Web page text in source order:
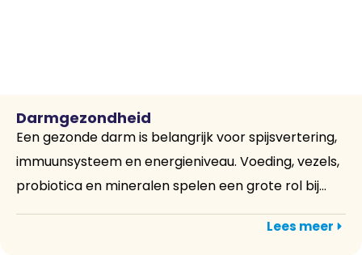
Darmgezondheid
Een gezonde darm is belangrijk voor spijsvertering,
immuunsysteem en energieniveau. Voeding, vezels,
probiotica en mineralen spelen een grote rol bij...
Lees meer